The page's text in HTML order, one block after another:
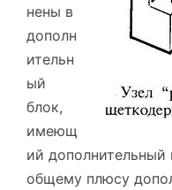
нены в
дополн
ительн
ый
блок,
имеющ
ий
общему плюсу